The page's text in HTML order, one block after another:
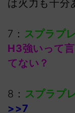
は火力も十分
7： スプラプ
H3強いって
てない？
8： スプラプ
>>7